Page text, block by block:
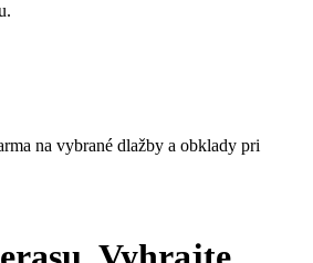
na vybrané dlažby a obklady pri